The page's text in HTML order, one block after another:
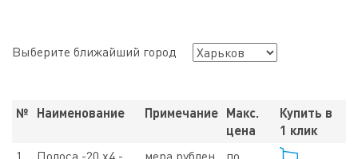
Выберите ближайший город
№ Наименование Примечание Макс.
цена
Купить в
1 клик
1 Полоса -20 х4 - мера рублен. по